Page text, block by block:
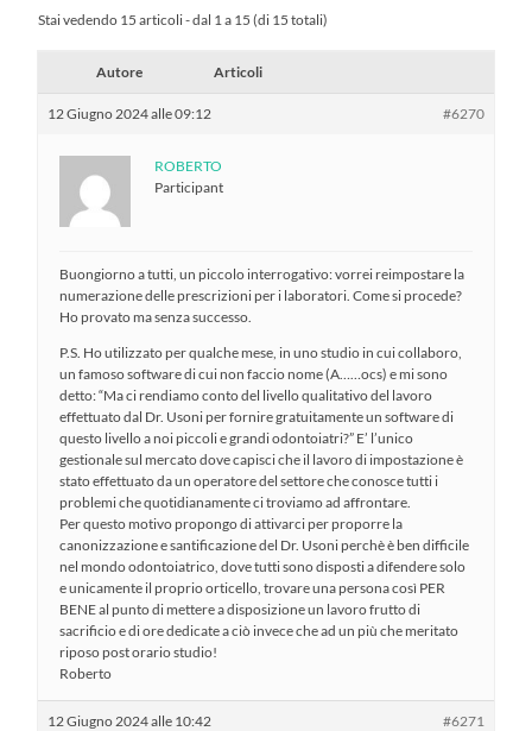
Stai vedendo 15 articoli - dal 1 a 15 (di 15 totali)
Autore Articoli
12 Giugno 2024 alle 09:12 #6270
ROBERTO
Participant
Buongiorno a tutti, un piccolo interrogativo: vorrei reimpostare la
numerazione delle prescrizioni per i laboratori. Come si procede?
Ho provato ma senza successo.
P.S. Ho utilizzato per qualche mese, in uno studio in cui collaboro,
un famoso software di cui non faccio nome (A……ocs) e mi sono
detto: “Ma ci rendiamo conto del livello qualitativo del lavoro
effettuato dal Dr. Usoni per fornire gratuitamente un software di
questo livello a noi piccoli e grandi odontoiatri?” E’ l’unico
gestionale sul mercato dove capisci che il lavoro di impostazione è
stato effettuato da un operatore del settore che conosce tutti i
problemi che quotidianamente ci troviamo ad affrontare.
Per questo motivo propongo di attivarci per proporre la
canonizzazione e santificazione del Dr. Usoni perchè è ben difficile
nel mondo odontoiatrico, dove tutti sono disposti a difendere solo
e unicamente il proprio orticello, trovare una persona così PER
BENE al punto di mettere a disposizione un lavoro frutto di
sacrificio e di ore dedicate a ciò invece che ad un più che meritato
riposo post orario studio!
Roberto
12 Giugno 2024 alle 10:42 #6271